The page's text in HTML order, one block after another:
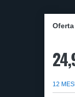
Oferta
12